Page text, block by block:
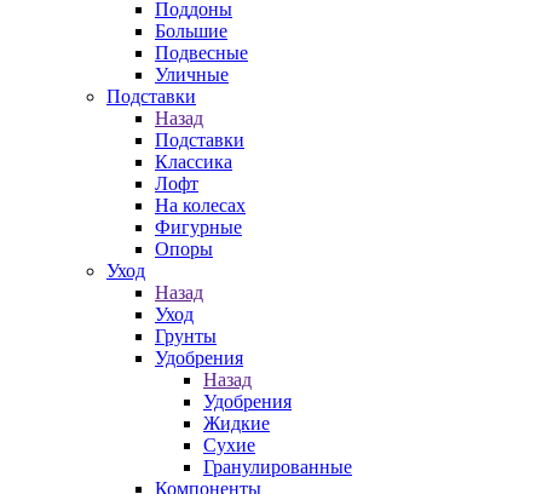
Поддоны
Большие
Подвесные
Уличные
Подставки
Назад
Подставки
Классика
Лофт
На колесах
Фигурные
Опоры
Уход
Назад
Уход
Грунты
Удобрения
Назад
Удобрения
Жидкие
Сухие
Гранулированные
Компоненты